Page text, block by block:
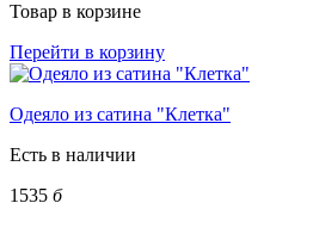
Товар в корзине
Перейти в корзину
Одеяло из сатина "Клетка"
Есть в наличии
1535 б